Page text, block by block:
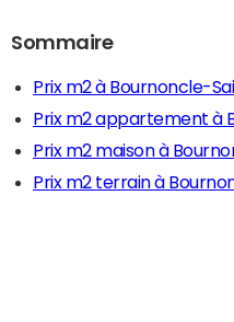
Sommaire
Prix m2 à Bournoncle-
Prix m2 appartement à
Prix m2 maison à
Prix m2 terrain à